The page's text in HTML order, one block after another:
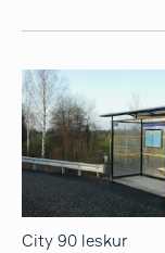
City 90 leskur